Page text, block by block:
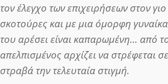
τον έλεγχο των επιχειρήσεων στον
σκοτούρες και με μια όμορφη
του αρέσει είναι καπαρωμένη… από
απελπισμένος αρχίζει να στρέφεται
στραβά την τελευταία στιγμή.